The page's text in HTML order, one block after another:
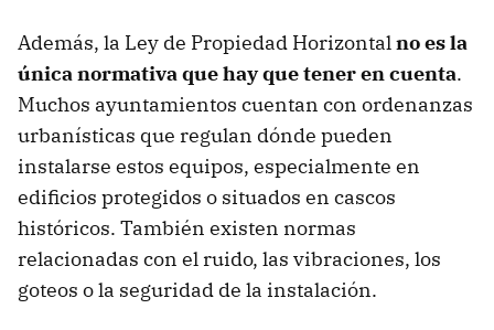
Además, la Ley de Propiedad Horizontalno es la
única normativa que hay que tener en cuenta.
Muchos ayuntamientos cuentan con ordenanzas
urbanísticas que regulan dónde pueden
instalarse estos equipos, especialmente en
edificios protegidos o situados en cascos
históricos. También existen normas
relacionadas con el ruido, las vibraciones, los
goteos o la seguridad de la instalación.